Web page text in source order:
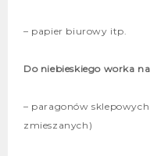
– papier biurowy itp.
Do niebieskiego worka
– paragonów
zmieszanych)